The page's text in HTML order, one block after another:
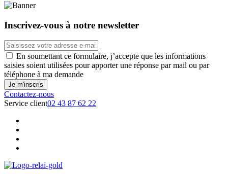
Inscrivez-vous à notre newsletter
En soumettant ce formulaire, j’accepte que les informations
saisies soient utilisées pour apporter une réponse par mail ou par
téléphone à ma demande
Contactez-nous
Service client02 43 87 62 22